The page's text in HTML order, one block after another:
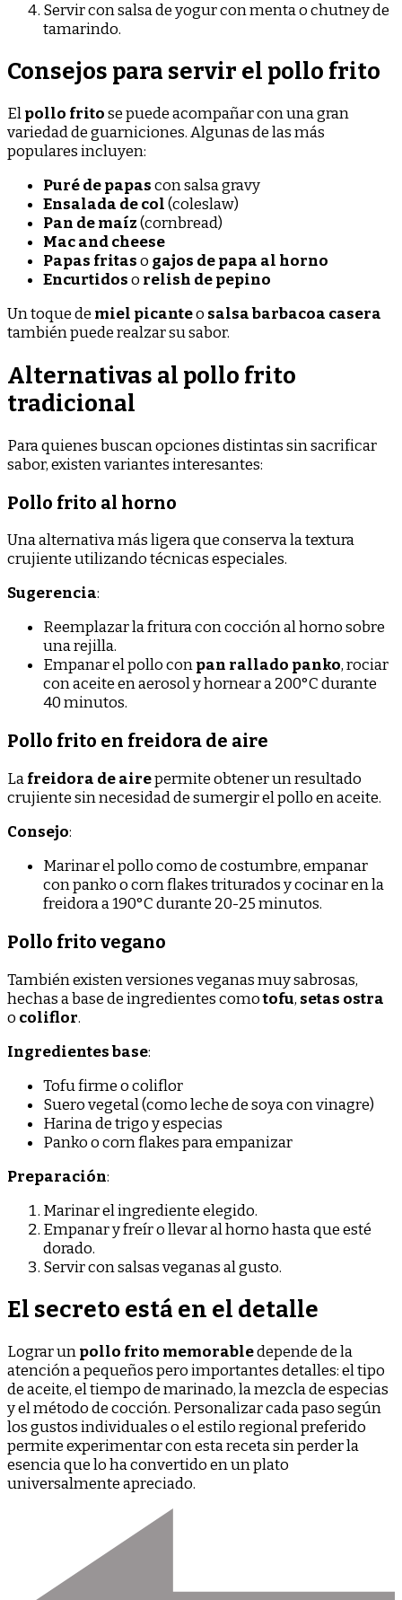
Servir con salsa de yogur con menta o chutney de
tamarindo.
Consejos para servir el pollo frito
Elpollo fritose puede acompañar con una gran
variedad de guarniciones. Algunas de las más
populares incluyen:
Puré de papascon salsa gravy
Ensalada de col(coleslaw)
Pan de maíz(cornbread)
Mac and cheese
Papas fritaso gajos de papa al horno
Encurtidoso relish de pepino
Un toque de miel picanteo salsa barbacoa casera
también puede realzar su sabor.
Alternativas al pollo frito
tradicional
Para quienes buscan opciones distintas sin sacrificar
sabor, existen variantes interesantes:
Pollo frito al horno
Una alternativa más ligera que conserva la textura
crujiente utilizando técnicas especiales.
Sugerencia:
Reemplazar la fritura con cocción al horno sobre
una rejilla.
Empanar el pollo conpan rallado panko, rociar
con aceite en aerosol y hornear a 200°C durante
40 minutos.
Pollo frito en freidora de aire
Lafreidora de airepermite obtener un resultado
crujiente sin necesidad de sumergir el pollo en aceite.
Consejo:
Marinar el pollo como de costumbre, empanar
con panko o corn flakes triturados y cocinar en la
freidora a 190°C durante 20-25 minutos.
Pollo frito vegano
También existen versiones veganas muy sabrosas,
hechas a base de ingredientes comotofu, setas ostra
o coliflor.
Ingredientes base:
Tofu firme o coliflor
Suero vegetal (como leche de soya con vinagre)
Harina de trigo y especias
Panko o corn flakes para empanizar
Preparación:
Marinar el ingrediente elegido.
Empanar y freír o llevar al horno hasta que esté
dorado.
Servir con salsas veganas al gusto.
El secreto está en el detalle
Lograr unpollo frito memorabledepende de la
atención a pequeños pero importantes detalles: el tipo
de aceite, el tiempo de marinado, la mezcla de especias
y el método de cocción. Personalizar cada paso según
los gustos individuales o el estilo regional preferido
permite experimentar con esta receta sin perder la
esencia que lo ha convertido en un plato
universalmente apreciado.